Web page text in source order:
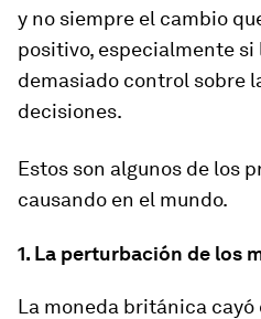
y no siempre el cambio
positivo, especialmente si
demasiado control sobre
decisiones.
Estos son algunos de los
causando en el mundo.
1. La perturbación de los
La moneda británica